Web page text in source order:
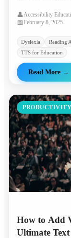
👤Accessibility
📅February 8, 2025
Dyslexia Reading
TTS for Education
Read More →
PRODUCTIVITY
How to Add
Ultimate